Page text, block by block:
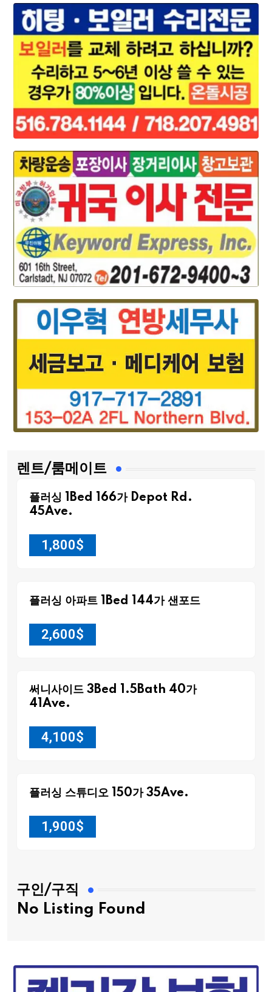
렌트/룸메이트
플러싱 1Bed 166가 Depot Rd.
45Ave.
1,800$
플러싱 아파트 1Bed 144가 샌포드
2,600$
써니사이드 3Bed 1.5Bath 40가
41Ave.
4,100$
플러싱 스튜디오 150가 35Ave.
1,900$
구인/구직
No Listing Found